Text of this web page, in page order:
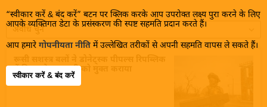
“स्वीकार करें & बंद करें” बटन पर क्लिक करके आप उपरोक्त लक्ष्य पुरा करने के लिए
आपके व्यक्तिगत डेटा के प्रसंस्करण की स्पष्ट सहमति प्रदान करते हैं।
आप हमारे गोपनीयता नीति में उल्लेखित तरीकों से अपनी सहमति वापस ले सकते हैं।
स्वीकार करें & बंद करें
अवधि चुनें
में पिस्कुनोव्का बस्ती को मुक्त कराया